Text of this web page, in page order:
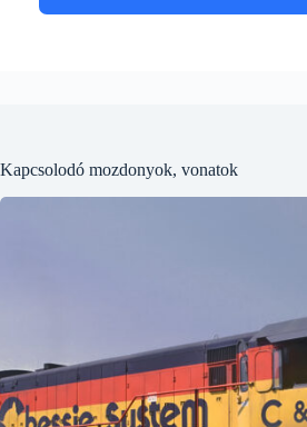
Kapcsolodó mozdonyok, vonatok